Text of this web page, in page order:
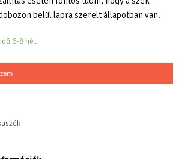
belül lapra szerelt állapotban van.
6-8 hét